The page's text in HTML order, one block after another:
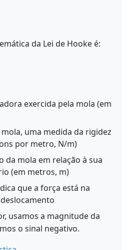
da Lei de Hooke é:
exercida pela mola (em
uma medida da rigidez
por metro, N/m)
da mola em relação à sua
(em metros, m)
que a força está na
usamos a magnitude da
o sinal negativo.